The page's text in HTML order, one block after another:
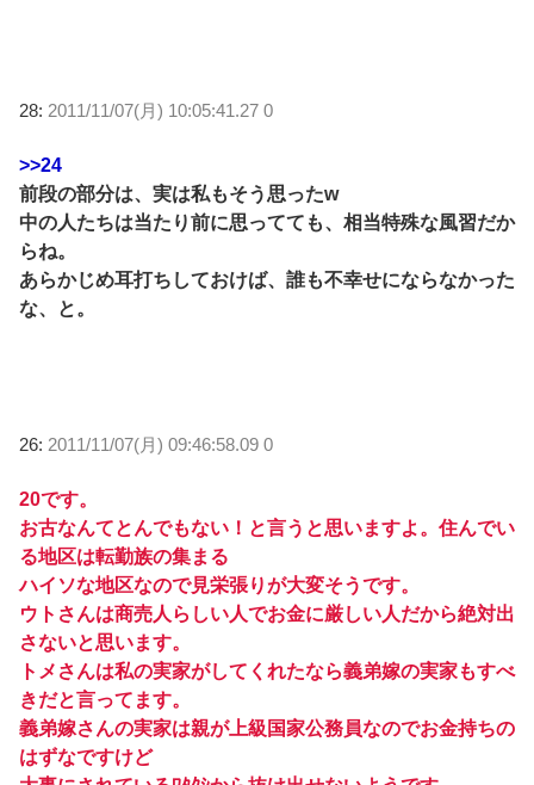
28: 2011/11/07(月) 10:05:41.27 0
>>24
前段の部分は、実は私もそう思ったw
中の人たちは当たり前に思ってても、相当特殊な風習だか
らね。
あらかじめ耳打ちしておけば、誰も不幸せにならなかった
な、と。
26: 2011/11/07(月) 09:46:58.09 0
20です。
お古なんてとんでもない！と言うと思いますよ。住んでい
る地区は転勤族の集まる
ハイソな地区なので見栄張りが大変そうです。
ウトさんは商売人らしい人でお金に厳しい人だから絶対出
さないと思います。
トメさんは私の実家がしてくれたなら義弟嫁の実家もすべ
きだと言ってます。
義弟嫁さんの実家は親が上級国家公務員なのでお金持ちの
はずなですけど